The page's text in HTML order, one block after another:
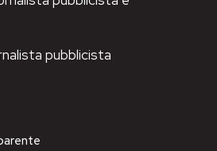
pubblicista